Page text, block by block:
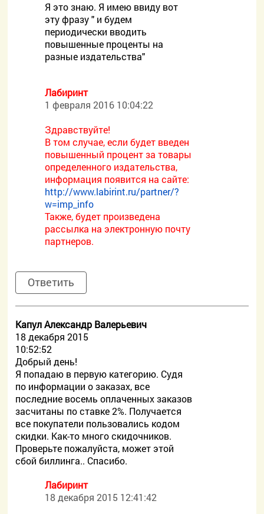
Я это знаю. Я имею ввиду вот
эту фразу " и будем
периодически вводить
повышенные проценты на
разные издательства"
Лабиринт
1 февраля 2016 10:04:22
Здравствуйте!
В том случае, если будет введен
повышенный процент за товары
определенного издательства,
информация появится на сайте:
http://www.labirint.ru/partner/?
w=imp_info
Также, будет произведена
рассылка на электронную почту
партнеров.
Ответить
Капул Александр Валерьевич
18 декабря 2015
10:52:52
Добрый день!
Я попадаю в первую категорию. Судя
по информации о заказах, все
последние восемь оплаченных заказов
засчитаны по ставке 2%. Получается
все покупатели пользовались кодом
скидки. Как-то много скидочников.
Проверьте пожалуйста, может этой
сбой биллинга.. Спасибо.
Лабиринт
18 декабря 2015 12:41:42